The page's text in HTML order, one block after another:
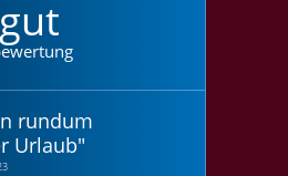
rundum
Urlaub"